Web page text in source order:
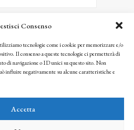
Consenso
tecnologie come i cookie per memorizzare e/o
Il consenso a queste tecnologie ci permetterà di
di navigazione o ID unici su questo sito. Non
influire negativamente su alcune caratteristiche e
Accetta
ISCRIVITI
che le tue informazioni saranno trattate
dei diritti e dell’Istituto Matteucci